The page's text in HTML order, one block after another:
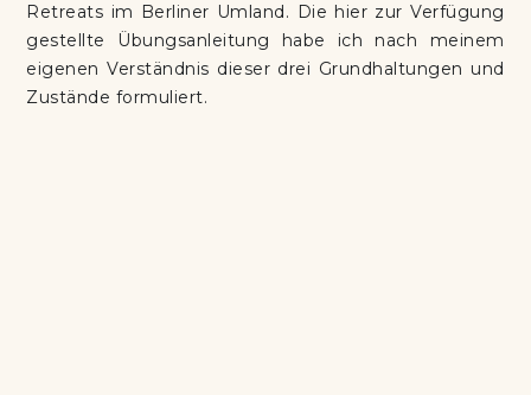
Retreats im Berliner Umland. Die hier zur Verfügung
gestellte Übungsanleitung habe ich nach meinem
eigenen Verständnis dieser drei Grundhaltungen und
Zustände formuliert.